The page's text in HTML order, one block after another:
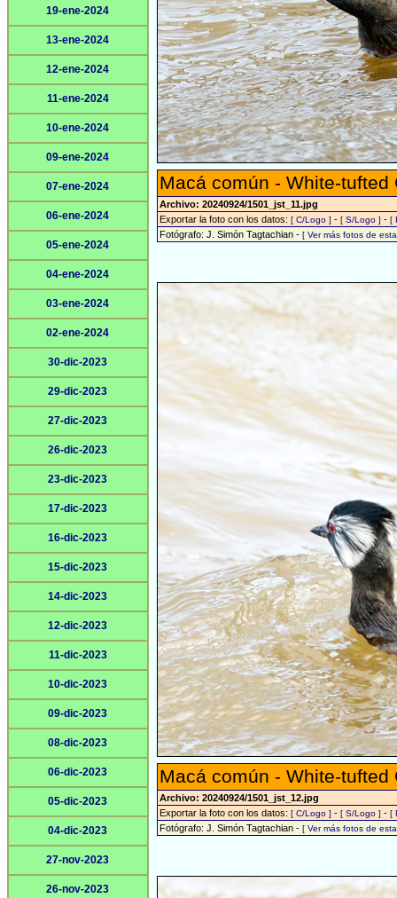
19-ene-2024
13-ene-2024
12-ene-2024
11-ene-2024
10-ene-2024
09-ene-2024
07-ene-2024
06-ene-2024
05-ene-2024
04-ene-2024
03-ene-2024
02-ene-2024
30-dic-2023
29-dic-2023
27-dic-2023
26-dic-2023
23-dic-2023
17-dic-2023
16-dic-2023
15-dic-2023
14-dic-2023
12-dic-2023
11-dic-2023
10-dic-2023
09-dic-2023
08-dic-2023
06-dic-2023
05-dic-2023
04-dic-2023
27-nov-2023
26-nov-2023
Macá común - White-
Archivo: 20240924/1501_jst_11.jpg
Exportar la foto con los datos: [ C/Logo ] - [ S/Logo ] - [
Fotógrafo: J. Simón Tagtachian - [ Ver más fotos de
Macá común - White-
Archivo: 20240924/1501_jst_12.jpg
Exportar la foto con los datos: [ C/Logo ] - [ S/Logo ] - [
Fotógrafo: J. Simón Tagtachian - [ Ver más fotos de